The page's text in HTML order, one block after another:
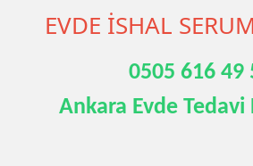
EVDE İSHAL
0505 616 49
Ankara Evde